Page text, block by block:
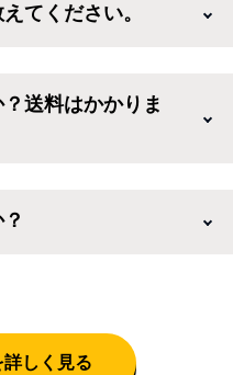
商品を入れた後、ログイ
てください。
トから、季節・空調家
、幅広く中古家電を取り
送料はかかりま
送を選択いただくこと
絡をさせて頂きます。
しく見る